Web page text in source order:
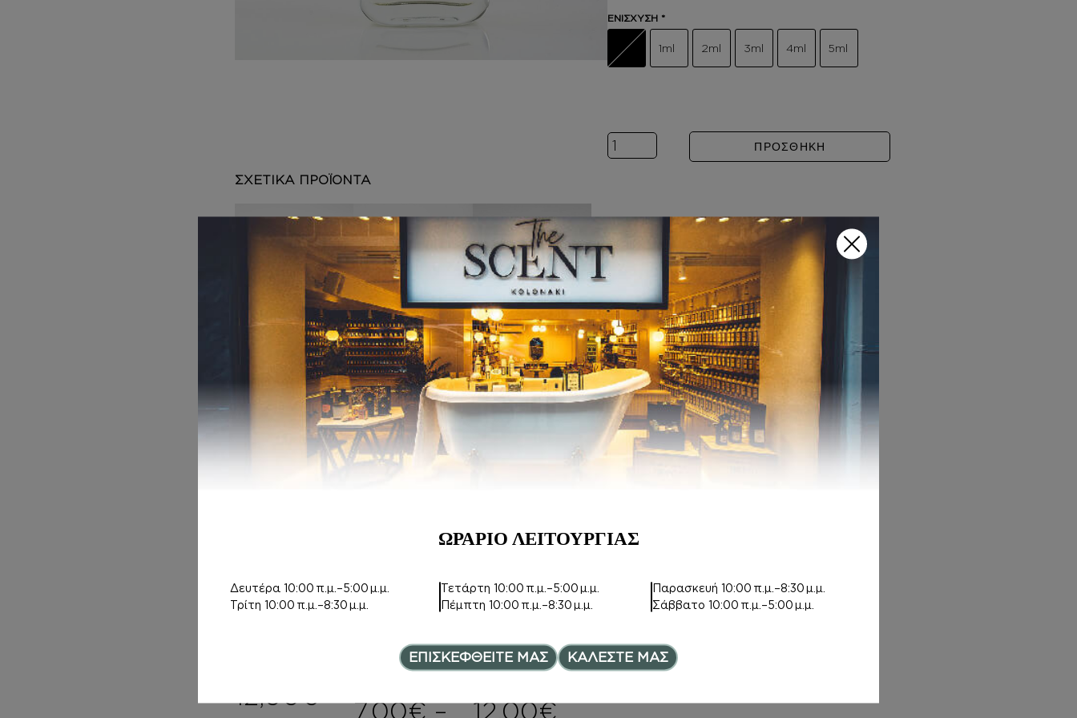
ΕΝΙΣΧΥΣΗ *
1ml 2ml 3ml 4ml 5ml
Inspired by BRIT RHYTHM ποσότητα
ΠΡΟΣΘΗΚΗ
ΣΧΕΤΙΚΑ ΠΡΟΪΟΝΤΑ
BODY MIST
Inspired by MON
PARIS
12,00€
BODY BUTTER
Inspired by LIBRE
INTENSE
15,00€
ΚΡΕΜΑ ΣΩΜΑΤΟ
Σ ΜΕ argan oil
Inspired by
COCONUT
PASSION
14,00€
BODY MIST
12,00€
ΚΡΕΜΕΣ ΣΩΜΑΤ
Inspired by BRIT
RHYTHM
7,00€ –
BODY MIST
Inspired by
MANIFESTO
ELIXIR
12,00€
ΩΡΑΡΙΟ ΛΕΙΤΟΥΡΓΙΑΣ
Δευτέρα 10:00 π.μ.–5:00 μ.μ.
Τρίτη 10:00 π.μ.–8:30 μ.μ.
Τετάρτη10:00 π.μ.–5:00 μ.μ.
Πέμπτη10:00 π.μ.–8:30 μ.μ.
Παρασκευή 10:00 π.μ.–8:30 μ.μ.
Σάββατο 10:00 π.μ.–5:00 μ.μ.
ΕΠΙΣΚΕΦΘΕΙΤΕ ΜΑΣ ΚΑΛΕΣΤΕ ΜΑΣ